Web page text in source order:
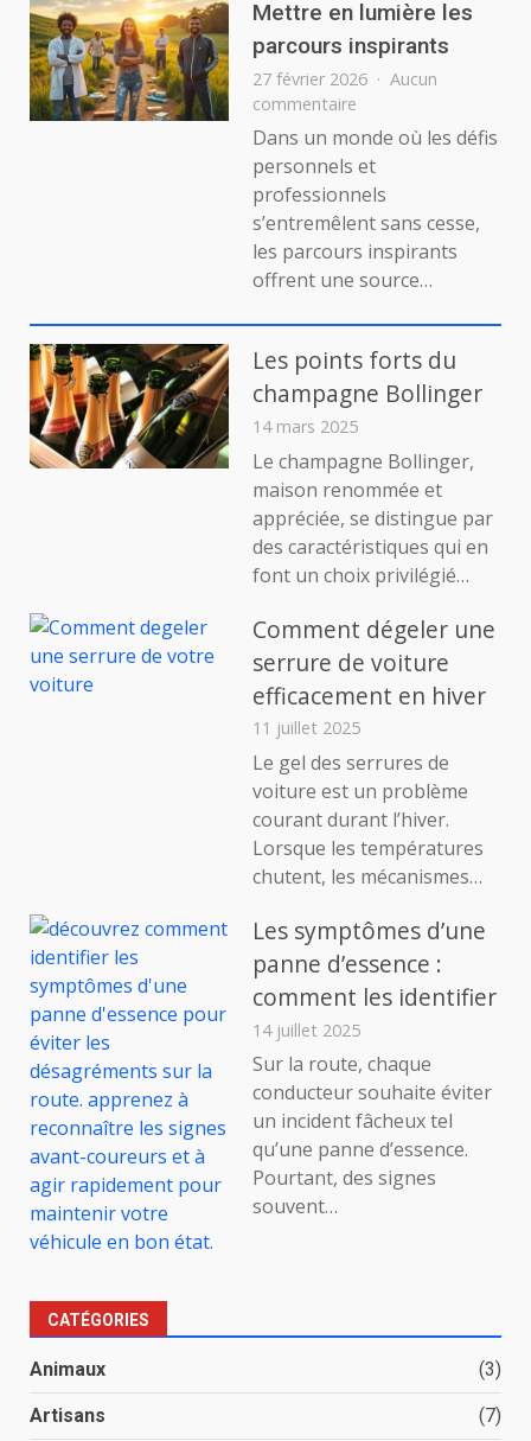
voix
depuis
Neufchâteau
les
Mettre en lumière les
parcours inspirants
27 février 2026
Aucun
commentaire
Mettre
en
lumière
les
parcours
inspirants
Dans un monde où les défis
personnels et
professionnels
s’entremêlent sans cesse,
les parcours inspirants
offrent une source…
Les points forts du
champagne Bollinger
14 mars 2025
Le champagne Bollinger,
maison renommée et
appréciée, se distingue par
des caractéristiques qui en
font un choix privilégié…
Comment dégeler une
serrure de voiture
efficacement en hiver
11 juillet 2025
Le gel des serrures de
voiture est un problème
courant durant l’hiver.
Lorsque les températures
chutent, les mécanismes…
Les symptômes d’une
panne d’essence :
comment les identifier
14 juillet 2025
Sur la route, chaque
conducteur souhaite éviter
un incident fâcheux tel
qu’une panne d’essence.
Pourtant, des signes
souvent…
CATÉGORIES
Animaux (3)
Artisans (7)